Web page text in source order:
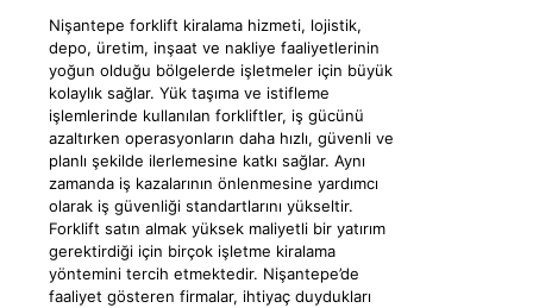
Nişantepe forklift kiralama hizmeti, lojistik,
depo, üretim, inşaat ve nakliye faaliyetlerinin
yoğun olduğu bölgelerde işletmeler için büyük
kolaylık sağlar. Yük taşıma ve istifleme
işlemlerinde kullanılan forkliftler, iş gücünü
azaltırken operasyonların daha hızlı, güvenli ve
planlı şekilde ilerlemesine katkı sağlar. Aynı
zamanda iş kazalarının önlenmesine yardımcı
olarak iş güvenliği standartlarını yükseltir.
Forklift satın almak yüksek maliyetli bir yatırım
gerektirdiği için birçok işletme kiralama
yöntemini tercih etmektedir. Nişantepe’de
faaliyet gösteren firmalar, ihtiyaç duydukları